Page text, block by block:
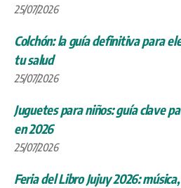
25/07/2026
Colchón: la guía definitiva para
tu salud
25/07/2026
Juguetes para niños: guía clave
en 2026
25/07/2026
Feria del Libro Jujuy 2026: